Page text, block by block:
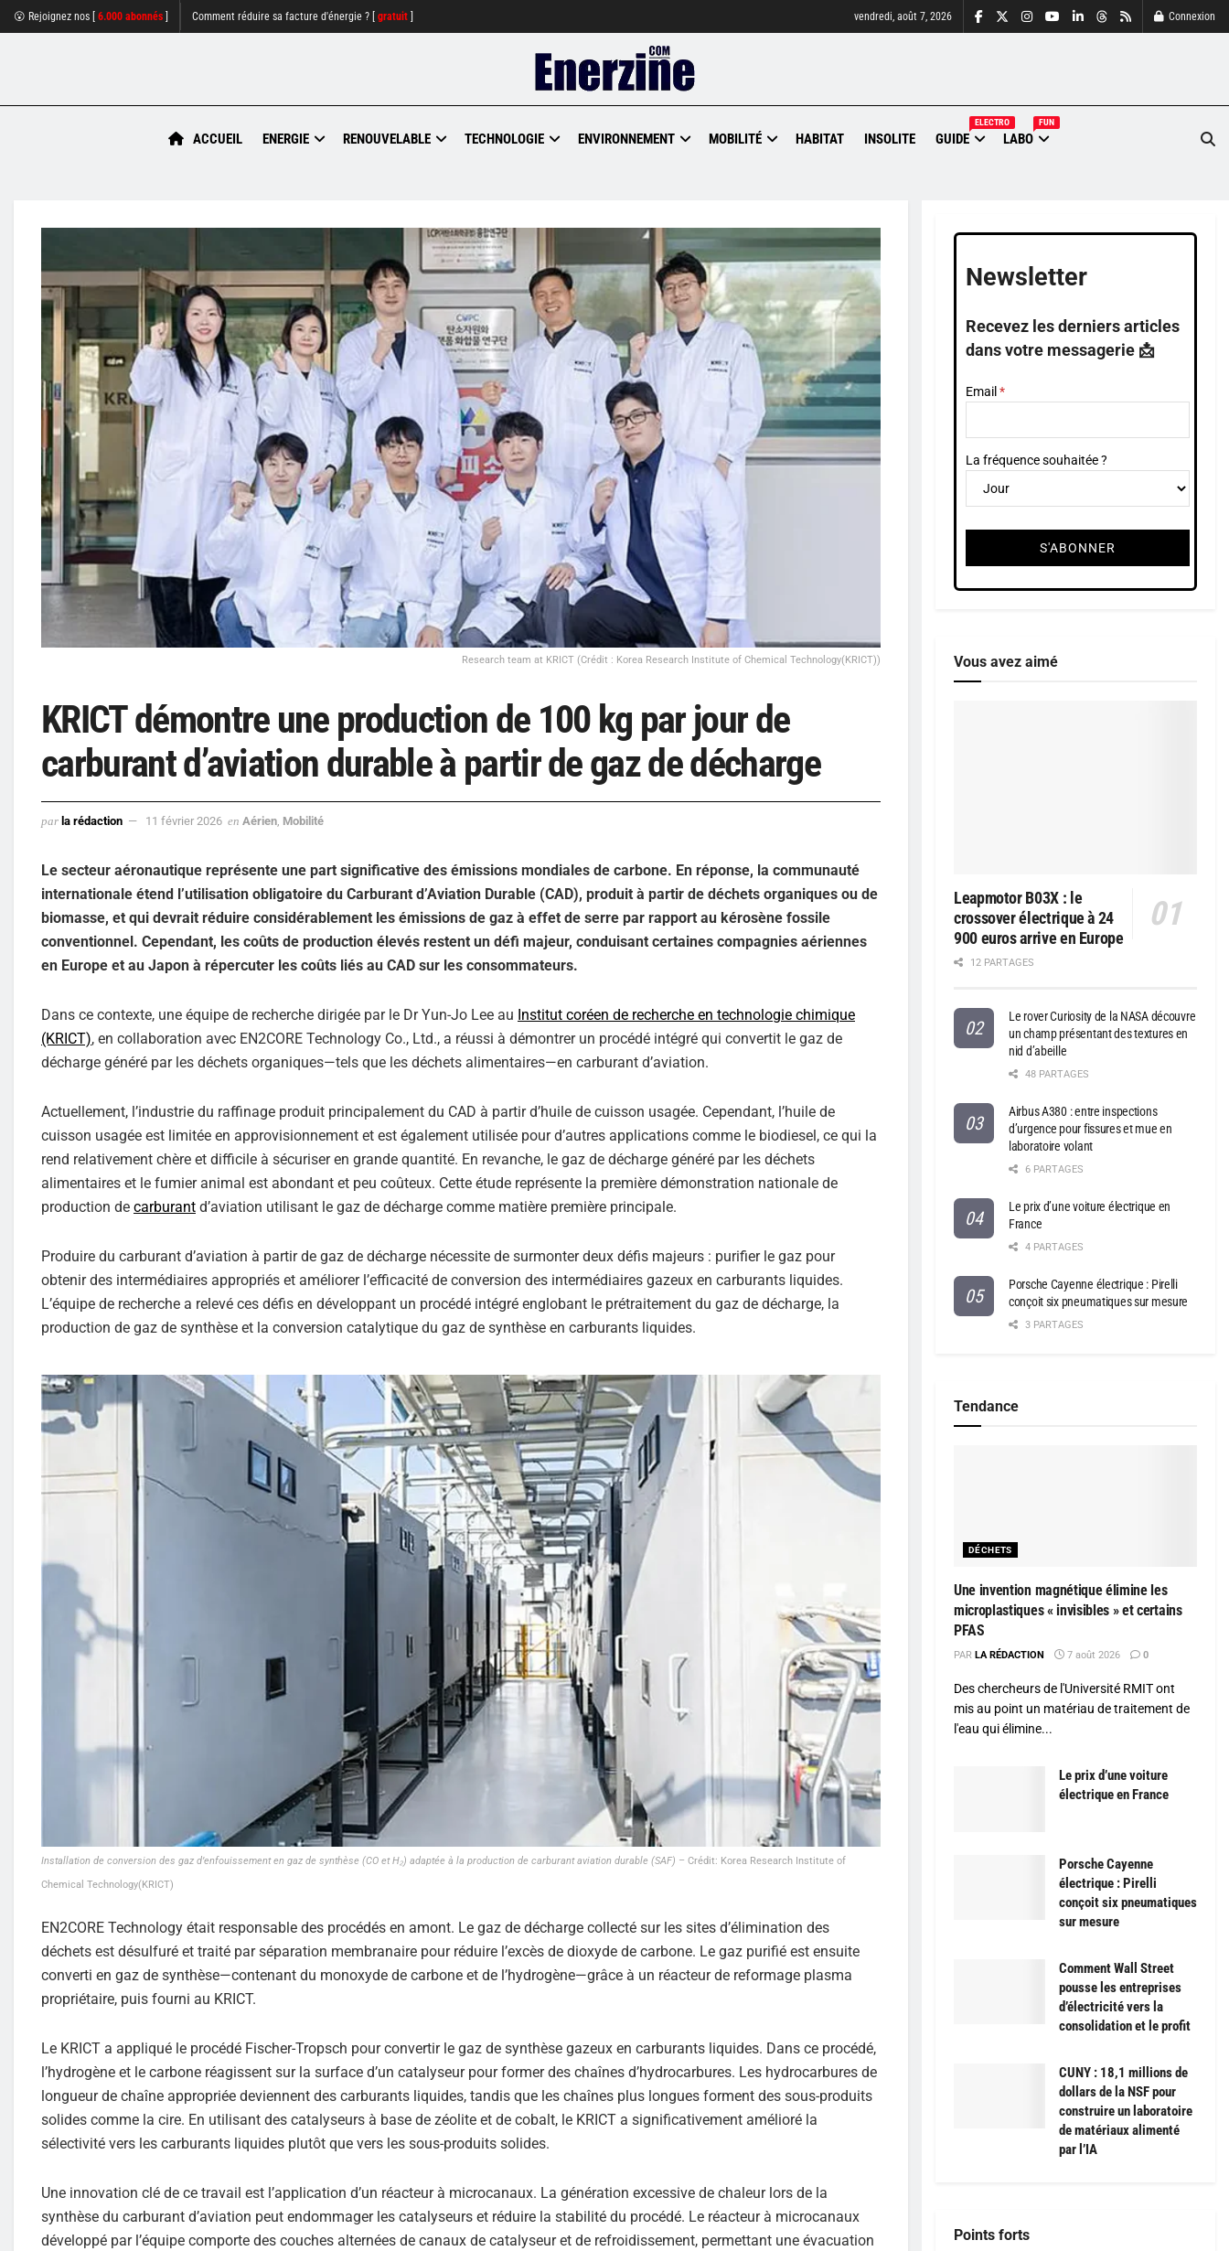
😮 Rejoignez nos [ 6.000 abonnés Comment réduire sa facture d'énergie ? [ gratuit vendredi, août 7, 2026 Connexion
ACCUEIL ENERGIE RENOUVELABLE TECHNOLOGIE ENVIRONNEMENT MOBILITÉ HABITAT INSOLITE GUIDE
ELECTRO
LABO
FUN
Research team at KRICT (Crédit : Korea Research Institute of Chemical Technology(KRICT))
KRICT démontre une production de 100 kg par jour de
carburant d’aviation durable à partir de gaz de décharge
par la rédaction 11 février 2026 en Aérien Mobilité
Le secteur aéronautique représente une part significative des émissions mondiales de carbone. En réponse, la communauté
internationale étend l’utilisation obligatoire du Carburant d’Aviation Durable (CAD), produit à partir de déchets organiques ou de
biomasse, et qui devrait réduire considérablement les émissions de gaz à effet de serre par rapport au kérosène fossile
conventionnel. Cependant, les coûts de production élevés restent un défi majeur, conduisant certaines compagnies aériennes
en Europe et au Japon à répercuter les coûts liés au CAD sur les consommateurs.
Dans ce contexte, une équipe de recherche dirigée par le Dr Yun-Jo Lee au Institut coréen de recherche en technologie chimique
(KRICT), en collaboration avec EN2CORE Technology Co., Ltd., a réussi à démontrer un procédé intégré qui convertit le gaz de
décharge généré par les déchets organiques—tels que les déchets alimentaires—en carburant d’aviation.
Actuellement, l’industrie du raffinage produit principalement du CAD à partir d’huile de cuisson usagée. Cependant, l’huile de
cuisson usagée est limitée en approvisionnement et est également utilisée pour d’autres applications comme le biodiesel, ce qui la
rend relativement chère et difficile à sécuriser en grande quantité. En revanche, le gaz de décharge généré par les déchets
alimentaires et le fumier animal est abondant et peu coûteux. Cette étude représente la première démonstration nationale de
production de carburant d’aviation utilisant le gaz de décharge comme matière première principale.
Produire du carburant d’aviation à partir de gaz de décharge nécessite de surmonter deux défis majeurs : purifier le gaz pour
obtenir des intermédiaires appropriés et améliorer l’efficacité de conversion des intermédiaires gazeux en carburants liquides.
L’équipe de recherche a relevé ces défis en développant un procédé intégré englobant le prétraitement du gaz de décharge, la
production de gaz de synthèse et la conversion catalytique du gaz de synthèse en carburants liquides.
Installation de conversion des gaz d’enfouissement en gaz de synthèse (CO et H₂) adaptée à la production de carburant aviation durable (SAF) – Crédit: Korea Research Institute of
Chemical Technology(KRICT)
EN2CORE Technology était responsable des procédés en amont. Le gaz de décharge collecté sur les sites d’élimination des
déchets est désulfuré et traité par séparation membranaire pour réduire l’excès de dioxyde de carbone. Le gaz purifié est ensuite
converti en gaz de synthèse—contenant du monoxyde de carbone et de l’hydrogène—grâce à un réacteur de reformage plasma
propriétaire, puis fourni au KRICT.
Le KRICT a appliqué le procédé Fischer-Tropsch pour convertir le gaz de synthèse gazeux en carburants liquides. Dans ce procédé,
l’hydrogène et le carbone réagissent sur la surface d’un catalyseur pour former des chaînes d’hydrocarbures. Les hydrocarbures de
longueur de chaîne appropriée deviennent des carburants liquides, tandis que les chaînes plus longues forment des sous-produits
solides comme la cire. En utilisant des catalyseurs à base de zéolite et de cobalt, le KRICT a significativement amélioré la
sélectivité vers les carburants liquides plutôt que vers les sous-produits solides.
Une innovation clé de ce travail est l’application d’un réacteur à microcanaux. La génération excessive de chaleur lors de la
synthèse du carburant d’aviation peut endommager les catalyseurs et réduire la stabilité du procédé. Le réacteur à microcanaux
développé par l’équipe comporte des couches alternées de canaux de catalyseur et de refroidissement, permettant une évacuation
Newsletter
Recevez les derniers articles
dans votre messagerie 📩
Email
La fréquence souhaitée ?
Vous avez aimé
Leapmotor B03X : le
crossover électrique à 24
900 euros arrive en Europe
12 PARTAGES
Le rover Curiosity de la NASA découvre
un champ présentant des textures en
nid d’abeille
48 PARTAGES
Airbus A380 : entre inspections
d’urgence pour fissures et mue en
laboratoire volant
6 PARTAGES
Le prix d’une voiture électrique en
France
4 PARTAGES
Porsche Cayenne électrique : Pirelli
conçoit six pneumatiques sur mesure
3 PARTAGES
Tendance
DÉCHETS
Une invention magnétique élimine les
microplastiques « invisibles » et certains
PFAS
PAR LA RÉDACTION 7 août 2026 0
Des chercheurs de l'Université RMIT ont
mis au point un matériau de traitement de
l'eau qui élimine...
Le prix d’une voiture
électrique en France
Porsche Cayenne
électrique : Pirelli
conçoit six pneumatiques
sur mesure
Comment Wall Street
pousse les entreprises
d’électricité vers la
consolidation et le profit
CUNY : 18,1 millions de
dollars de la NSF pour
construire un laboratoire
de matériaux alimenté
par l’IA
Points forts